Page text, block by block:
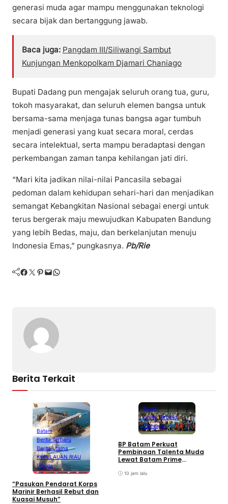
generasi muda agar mampu menggunakan teknologi
secara bijak dan bertanggung jawab.
Baca juga: Pangdam III/Siliwangi Sambut
Kunjungan Menkopolkam Djamari Chaniago
Bupati Dadang pun mengajak seluruh orang tua, guru,
tokoh masyarakat, dan seluruh elemen bangsa untuk
bersama-sama menjaga tunas bangsa agar tumbuh
menjadi generasi yang kuat secara moral, cerdas
secara intelektual, serta mampu beradaptasi dengan
perkembangan zaman tanpa kehilangan jati diri.
“Mari kita jadikan nilai-nilai Pancasila sebagai
pedoman dalam kehidupan sehari-hari dan menjadikan
semangat Kebangkitan Nasional sebagai energi untuk
terus bergerak maju mewujudkan Kabupaten Bandung
yang lebih Bedas, maju, dan berkelanjutan menuju
Indonesia Emas,” pungkasnya. Pb/Rie
Facebook Twitter Pinterest Mail WhatsApp
Berita Terkait
Batam
Berita Terbaru
Berita Utama
KEPULAUAN RIAU
Lingga
“Pasukan Pendarat Korps
Marinir Berhasil Rebut dan
Kuasai Musuh”
Batam
Berita Terbaru
Olahraga
BP Batam Perkuat
Pembinaan Talenta Muda
Lewat Batam Prime
Football sebagai Festival
10 jam lalu